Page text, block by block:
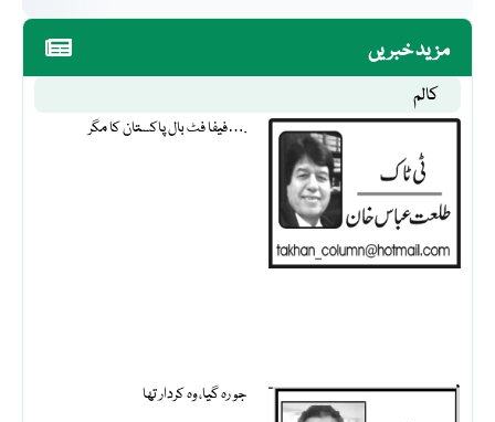
مزید خبریں
کالم
فیفا فٹ بال پاکستان کا مگر….
جو رہ گیا، وہ کردار تھا